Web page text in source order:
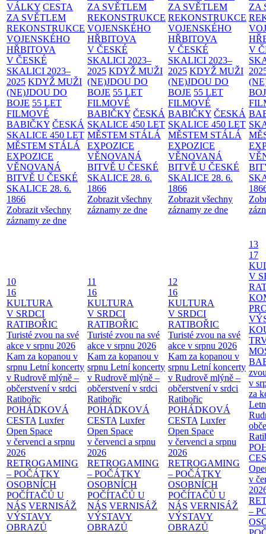
VÁLKY CESTA
ZA SVĚTLEM
REKONSTRUKCE
VOJENSKÉHO
HŘBITOVA
V ČESKÉ
SKALICI 2023–
2025 KDYŽ MUŽI
(NE)JDOU DO
BOJE 55 LET
FILMOVÉ
BABIČKY ČESKÁ
SKALICE 450 LET
MĚSTEM STÁLÁ
EXPOZICE
VĚNOVANÁ
BITVĚ U ČESKÉ
SKALICE 28. 6.
1866
Zobrazit všechny
záznamy ze dne
ZA SVĚTLEM
REKONSTRUKCE
VOJENSKÉHO
HŘBITOVA
V ČESKÉ
SKALICI 2023–
2025 KDYŽ MUŽI
(NE)JDOU DO
BOJE 55 LET
FILMOVÉ
BABIČKY ČESKÁ
SKALICE 450 LET
MĚSTEM STÁLÁ
EXPOZICE
VĚNOVANÁ
BITVĚ U ČESKÉ
SKALICE 28. 6.
1866
Zobrazit všechny
záznamy ze dne
ZA SVĚTLEM
REKONSTRUKCE
VOJENSKÉHO
HŘBITOVA
V ČESKÉ
SKALICI 2023–
2025 KDYŽ MUŽI
(NE)JDOU DO
BOJE 55 LET
FILMOVÉ
BABIČKY ČESKÁ
SKALICE 450 LET
MĚSTEM STÁLÁ
EXPOZICE
VĚNOVANÁ
BITVĚ U ČESKÉ
SKALICE 28. 6.
1866
Zobrazit všechny
záznamy ze dne
ZA
V
10
16
KULTURA
V SRDCI
RATIBOŘIC
Turisté zvou na své
akce v srpnu 2026
Kam za kopanou v
srpnu Letní koncerty
v Rudrově mlýně –
občerstvení v srdci
Ratibořic
POHÁDKOVÁ
CESTA Luxfer
Open Space
v červenci a srpnu
2026
RETROGAMING
– POČÁTKY
OSOBNÍCH
POČÍTAČŮ U
NÁS VERNISÁŽ
VÝSTAVY
OBRAZŮ
11
16
KULTURA
V SRDCI
RATIBOŘIC
Turisté zvou na své
akce v srpnu 2026
Kam za kopanou v
srpnu Letní koncerty
v Rudrově mlýně –
občerstvení v srdci
Ratibořic
POHÁDKOVÁ
CESTA Luxfer
Open Space
v červenci a srpnu
2026
RETROGAMING
– POČÁTKY
OSOBNÍCH
POČÍTAČŮ U
NÁS VERNISÁŽ
VÝSTAVY
OBRAZŮ
12
16
KULTURA
V SRDCI
RATIBOŘIC
Turisté zvou na své
akce v srpnu 2026
Kam za kopanou v
srpnu Letní koncerty
v Rudrově mlýně –
občerstvení v srdci
Ratibořic
POHÁDKOVÁ
CESTA Luxfer
Open Space
v červenci a srpnu
2026
RETROGAMING
– POČÁTKY
OSOBNÍCH
POČÍTAČŮ U
NÁS VERNISÁŽ
VÝSTAVY
OBRAZŮ
13
17
V
v
za
v
–